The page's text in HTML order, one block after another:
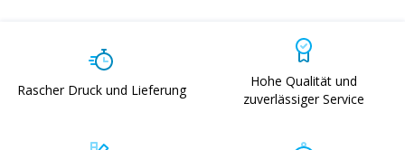
Rascher Druck und Lieferung
Hohe Qualität und
zuverlässiger Service